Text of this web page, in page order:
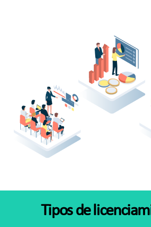
Tipos de